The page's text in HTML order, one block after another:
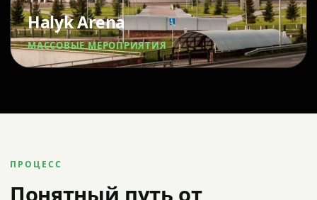
Halyk Arena
МАССОВЫЕ МЕРОПРИЯТИЯ
ПРОЦЕСС
Понятный путь от